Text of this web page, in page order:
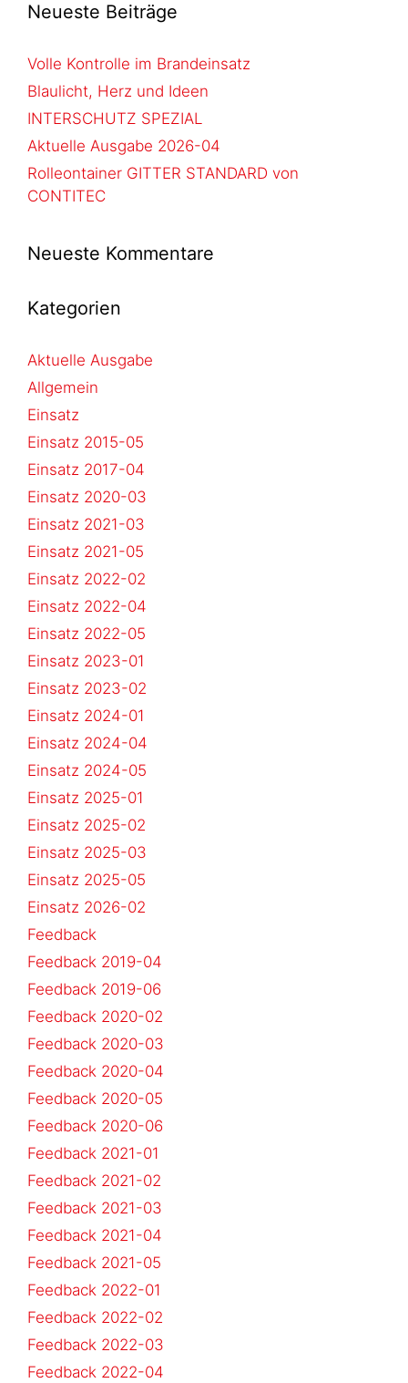
Neueste Beiträge
Volle Kontrolle im Brandeinsatz
Blaulicht, Herz und Ideen
INTERSCHUTZ SPEZIAL
Aktuelle Ausgabe 2026-04
Rolleontainer GITTER STANDARD von
CONTITEC
Neueste Kommentare
Kategorien
Aktuelle Ausgabe
Allgemein
Einsatz
Einsatz 2015-05
Einsatz 2017-04
Einsatz 2020-03
Einsatz 2021-03
Einsatz 2021-05
Einsatz 2022-02
Einsatz 2022-04
Einsatz 2022-05
Einsatz 2023-01
Einsatz 2023-02
Einsatz 2024-01
Einsatz 2024-04
Einsatz 2024-05
Einsatz 2025-01
Einsatz 2025-02
Einsatz 2025-03
Einsatz 2025-05
Einsatz 2026-02
Feedback
Feedback 2019-04
Feedback 2019-06
Feedback 2020-02
Feedback 2020-03
Feedback 2020-04
Feedback 2020-05
Feedback 2020-06
Feedback 2021-01
Feedback 2021-02
Feedback 2021-03
Feedback 2021-04
Feedback 2021-05
Feedback 2022-01
Feedback 2022-02
Feedback 2022-03
Feedback 2022-04